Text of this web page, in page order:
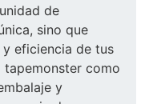
de
sino que
eficiencia de tus
tapemonster como
y